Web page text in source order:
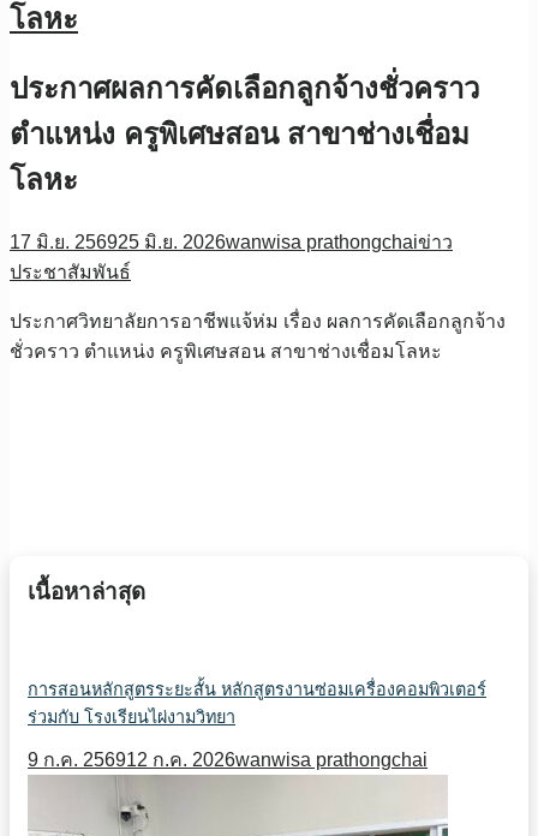
โลหะ
ประกาศผลการคัดเลือกลูกจ้างชั่วคราว
ตำแหน่ง ครูพิเศษสอน สาขาช่างเชื่อม
โลหะ
17 มิ.ย. 256925 มิ.ย. 2026wanwisa prathongchaiข่าว
ประชาสัมพันธ์
ประกาศวิทยาลัยการอาชีพแจ้ห่ม เรื่อง ผลการคัดเลือกลูกจ้าง
ชั่วคราว ตำแหน่ง ครูพิเศษสอน สาขาช่างเชื่อมโลหะ
เนื้อหาล่าสุด
การสอนหลักสูตรระยะสั้น หลักสูตรงานซ่อมเครื่องคอมพิวเตอร์
ร่วมกับ โรงเรียนไผ่งามวิทยา
9 ก.ค. 256912 ก.ค. 2026wanwisa prathongchai